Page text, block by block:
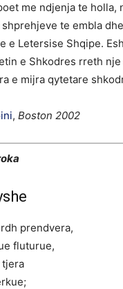
me ndjenja te
te embla
e Letersise Shqipe.
e Shkodres rreth
e mijra qytetare
, Boston 2002
prendvera,
fluturue,
tjera